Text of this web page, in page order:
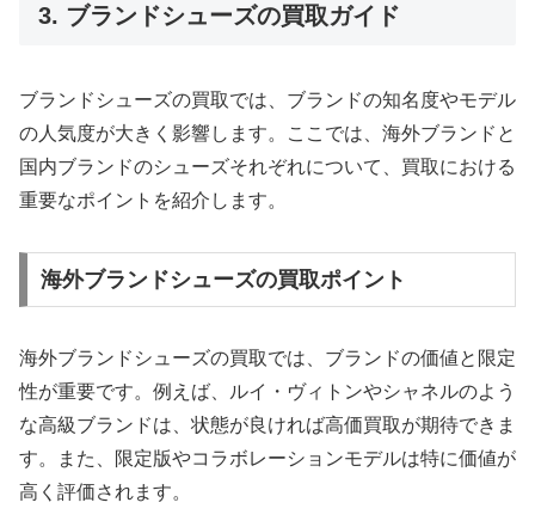
3. ブランドシューズの買取ガイド
ブランドシューズの買取では、ブランドの知名度やモデル
の人気度が大きく影響します。ここでは、海外ブランドと
国内ブランドのシューズそれぞれについて、買取における
重要なポイントを紹介します。
海外ブランドシューズの買取ポイント
海外ブランドシューズの買取では、ブランドの価値と限定
性が重要です。例えば、ルイ・ヴィトンやシャネルのよう
な高級ブランドは、状態が良ければ高価買取が期待できま
す。また、限定版やコラボレーションモデルは特に価値が
高く評価されます。